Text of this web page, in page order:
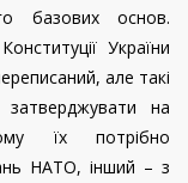
базових основ.
України
але такі
затверджувати на
їх потрібно
НАТО, інший – з